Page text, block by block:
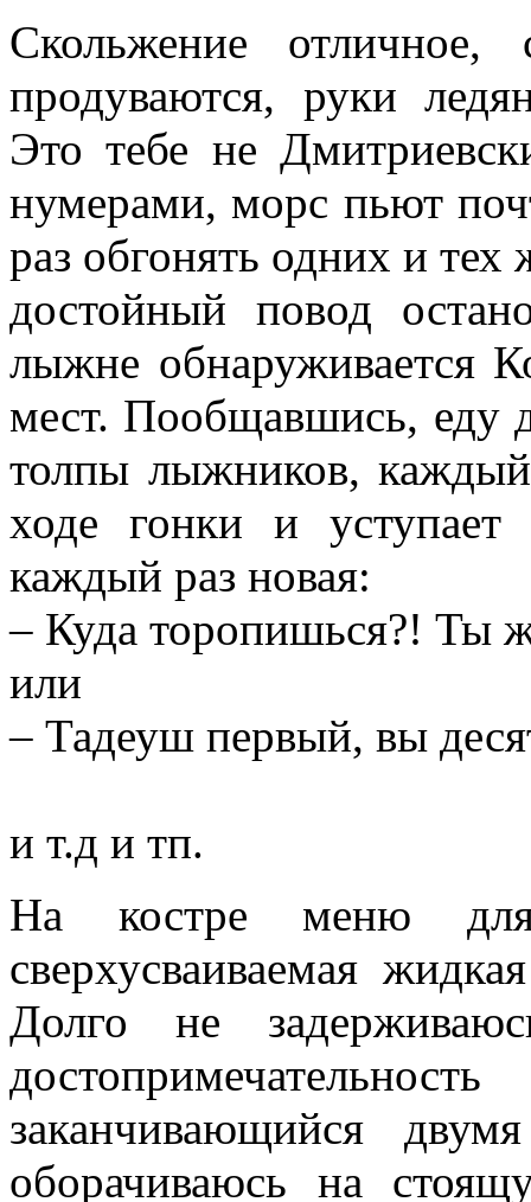
Скольжение отличное,
продуваются, руки
Это тебе не
нумерами, морс пьют
раз обгонять одних и
достойный повод
лыжне обнаруживается
мест. Пообщавшись, еду
толпы лыжников,
ходе гонки и
каждый раз новая:
– Куда торопишься?! Ты
или
– Тадеуш первый, вы
и т.д и тп.
На костре меню для
сверхусваиваемая
Долго не
заканчивающийся
оборачиваюсь на